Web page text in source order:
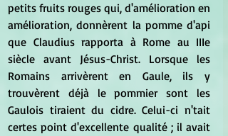
petits fruits rouges qui, d'amélioration en
amélioration, donnèrent la pomme d'api
que Claudius rapporta à Rome au IIIe
siècle avant Jésus-Christ. Lorsque les
Romains arrivèrent en Gaule, ils y
trouvèrent déjà le pommier sont les
Gaulois tiraient du cidre. Celui-ci n'tait
certes point d'excellente qualité ; il avait